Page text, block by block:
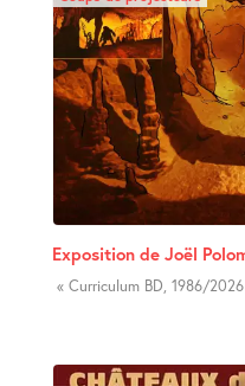
Exposition de Joël
« Curriculum BD, 1986/